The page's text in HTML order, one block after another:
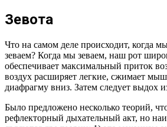
Зевота
Что на самом деле происходит, когда
зеваем? Когда мы зеваем, наш рот
обеспечивает максимальный приток
воздух расширяет легкие, сжимает
диафрагму вниз. Затем следует выдох
Было предложено несколько теорий,
рефлекторный дыхательный акт, но